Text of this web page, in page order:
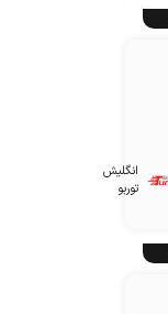
انگلیش‌
توربو